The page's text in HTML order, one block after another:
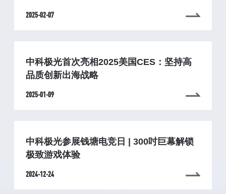
2025-02-07
中科极光首次亮相2025美国CES：坚持高
品质创新出海战略
2025-01-09
中科极光参展钱塘电竞日 | 300吋巨幕解锁
极致游戏体验
2024-12-24